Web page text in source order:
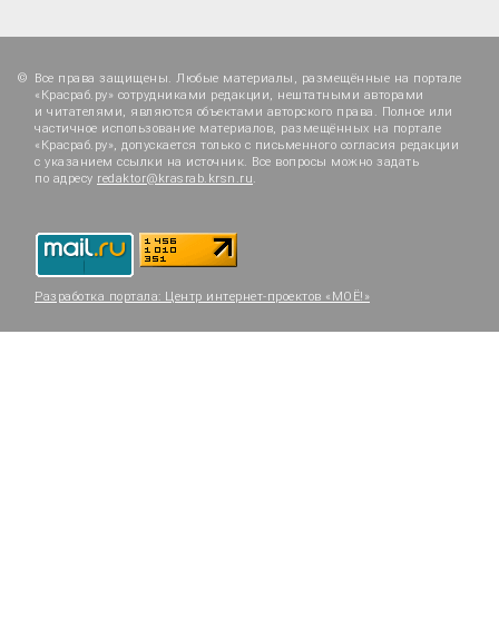
Все права защищены. Любые материалы, размещённые на портале
«Красраб.ру» сотрудниками редакции, нештатными авторами
и читателями, являются объектами авторского права. Полное или
частичное использование материалов, размещённых на портале
«Красраб.ру», допускается только с письменного согласия редакции
с указанием ссылки на источник. Все вопросы можно задать
по адресу redaktor@krasrab.krsn.ru.
Разработка портала: Центр интернет-проектов «МОЁ!»